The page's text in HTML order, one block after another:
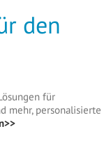
den
für
mehr, personalisierte